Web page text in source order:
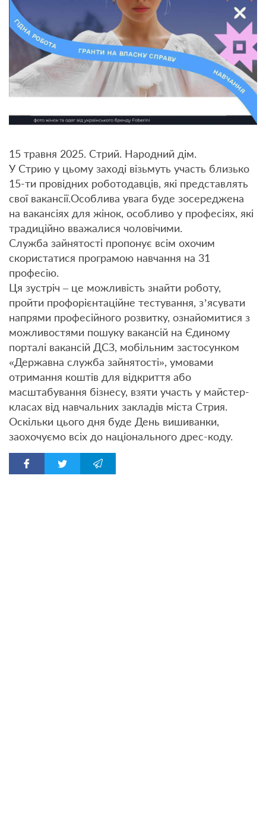
15 травня 2025. Стрий. Народний дім.
У Стрию у цьому заході візьмуть участь близько
15-ти провідних роботодавців, які представлять
свої вакансії.Особлива увага буде зосереджена
на вакансіях для жінок, особливо у професіях, які
традиційно вважалися чоловічими.
Служба зайнятості пропонує всім охочим
скористатися програмою навчання на 31
професію.
Ця зустріч – це можливість знайти роботу,
пройти профорієнтаційне тестування, з’ясувати
напрями професійного розвитку, ознайомитися з
можливостями пошуку вакансій на Єдиному
порталі вакансій ДСЗ, мобільним застосунком
«Державна служба зайнятості», умовами
отримання коштів для відкриття або
масштабування бізнесу, взяти участь у майстер-
класах від навчальних закладів міста Стрия.
Оскільки цього дня буде День вишиванки,
заохочуємо всіх до національного дрес-коду.